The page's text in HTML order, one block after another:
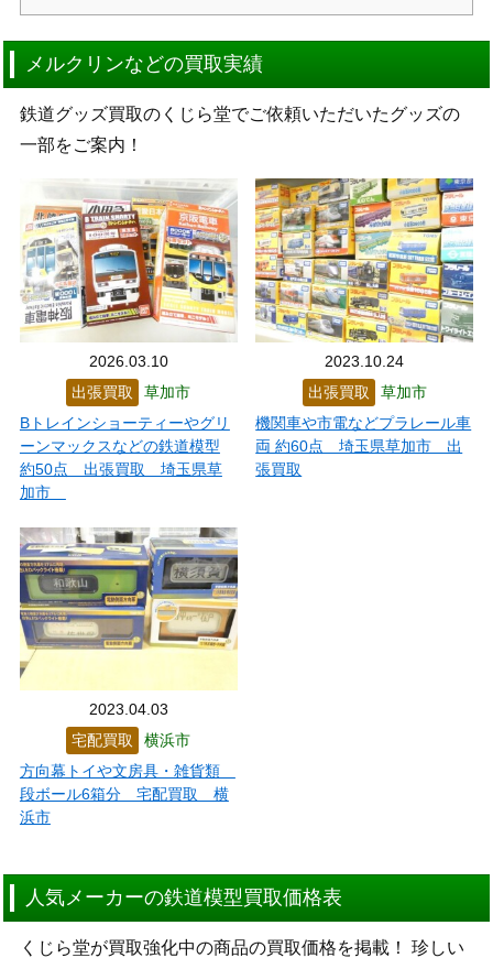
メルクリンなどの買取実績
鉄道グッズ買取のくじら堂でご依頼いただいたグッズの
一部をご案内！
2026.03.10
出張買取
草加市
Bトレインショーティーやグリ
ーンマックスなどの鉄道模型
約50点 出張買取 埼玉県草
加市
2023.10.24
出張買取
草加市
機関車や市電などプラレール車
両 約60点 埼玉県草加市 出
張買取
2023.04.03
宅配買取
横浜市
方向幕トイや文房具・雑貨類
段ボール6箱分 宅配買取 横
浜市
人気メーカーの鉄道模型買取価格表
くじら堂が買取強化中の商品の買取価格を掲載！ 珍しい